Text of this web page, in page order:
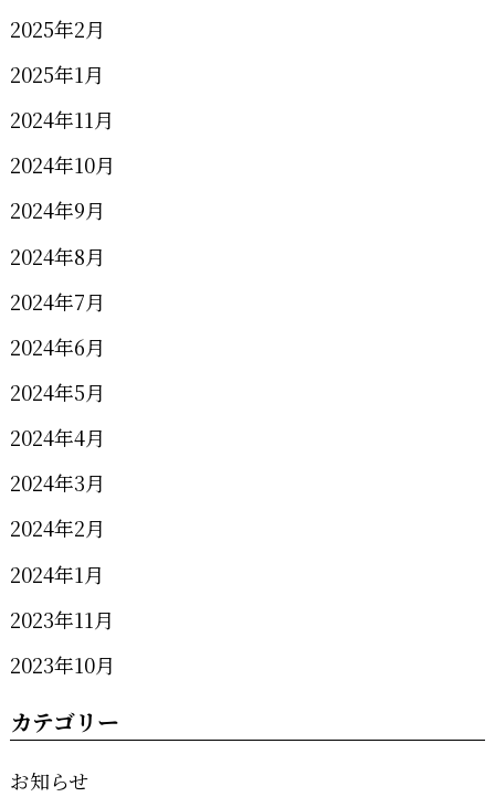
2025年2月
2025年1月
2024年11月
2024年10月
2024年9月
2024年8月
2024年7月
2024年6月
2024年5月
2024年4月
2024年3月
2024年2月
2024年1月
2023年11月
2023年10月
カテゴリー
お知らせ